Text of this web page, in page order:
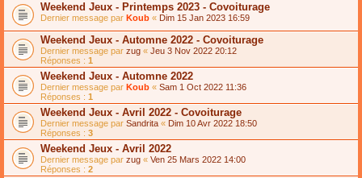
Weekend Jeux - Printemps 2023 - Covoiturage
Dernier message par Koub « Dim 15 Jan 2023 16:59
Weekend Jeux - Automne 2022 - Covoiturage
Dernier message par zug « Jeu 3 Nov 2022 20:12
Réponses : 1
Weekend Jeux - Automne 2022
Dernier message par Koub « Sam 1 Oct 2022 11:36
Réponses : 1
Weekend Jeux - Avril 2022 - Covoiturage
Dernier message par Sandrita « Dim 10 Avr 2022 18:50
Réponses : 3
Weekend Jeux - Avril 2022
Dernier message par zug « Ven 25 Mars 2022 14:00
Réponses : 2